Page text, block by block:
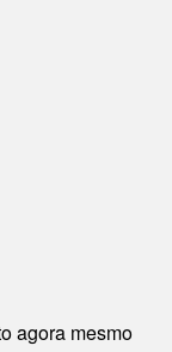
agora mesmo